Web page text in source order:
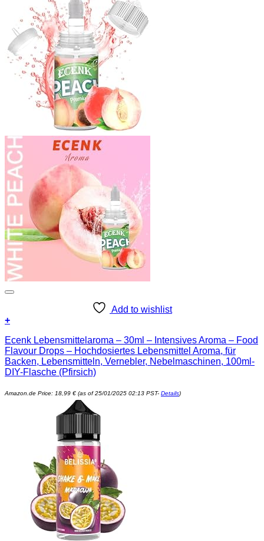
Add to wishlist
+
Ecenk Lebensmittelaroma – 30ml – Intensives Aroma – Food
Flavour Drops – Hochdosiertes Lebensmittel Aroma, für
Backen, Lebensmitteln, Vernebler, Nebelmaschinen, 100ml-
DIY-Flasche (Pfirsich)
Amazon.de Price: 18,99 € (as of 25/01/2025 02:13 PST- Details)